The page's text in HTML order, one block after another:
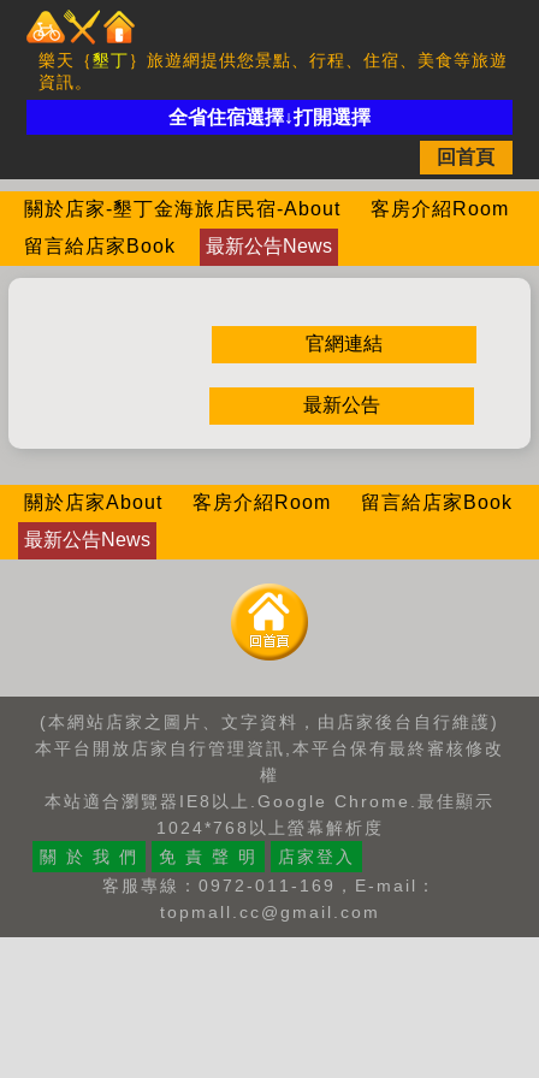
樂天｛墾丁｝旅遊網提供您景點、行程、住宿、美食等旅遊
資訊。
全省住宿選擇↓打開選擇
回首頁
關於店家-墾丁金海旅店民宿-About
客房介紹Room
留言給店家Book
最新公告News
官網連結
最新公告
關於店家About 客房介紹Room
留言給店家Book
最新公告News
(本網站店家之圖片、文字資料，由店家後台自行維護)
本平台開放店家自行管理資訊,本平台保有最終審核修改
權
本站適合瀏覽器IE8以上.Google Chrome.最佳顯示
1024*768以上螢幕解析度
關 於 我 們
免 責 聲 明
店家登入
客服專線：0972-011-169，E-mail：
topmall.cc@gmail.com